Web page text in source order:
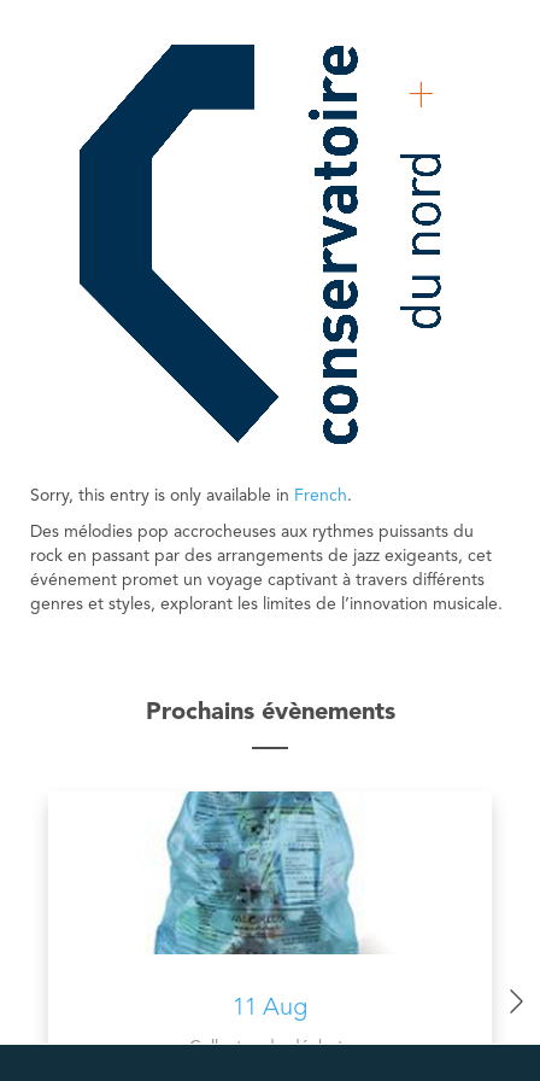
Sorry, this entry is only available in French.
Des mélodies pop accrocheuses aux rythmes puissants du
rock en passant par des arrangements de jazz exigeants, cet
événement promet un voyage captivant à travers différents
genres et styles, explorant les limites de l’innovation musicale.
Prochains évènements
11 Aug
Collectes de déchets